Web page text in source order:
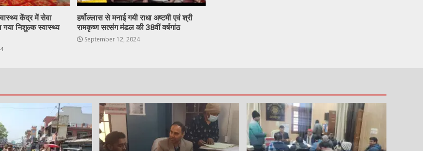
केंद्र में सेवा
निशुल्क स्वास्थ्य
हर्षोल्लास से मनाई गयी राधा अष्टमी एवं श्री
रामकृष्ण सत्संग मंडल की 38वीं वर्षगांठ
September 12, 2024